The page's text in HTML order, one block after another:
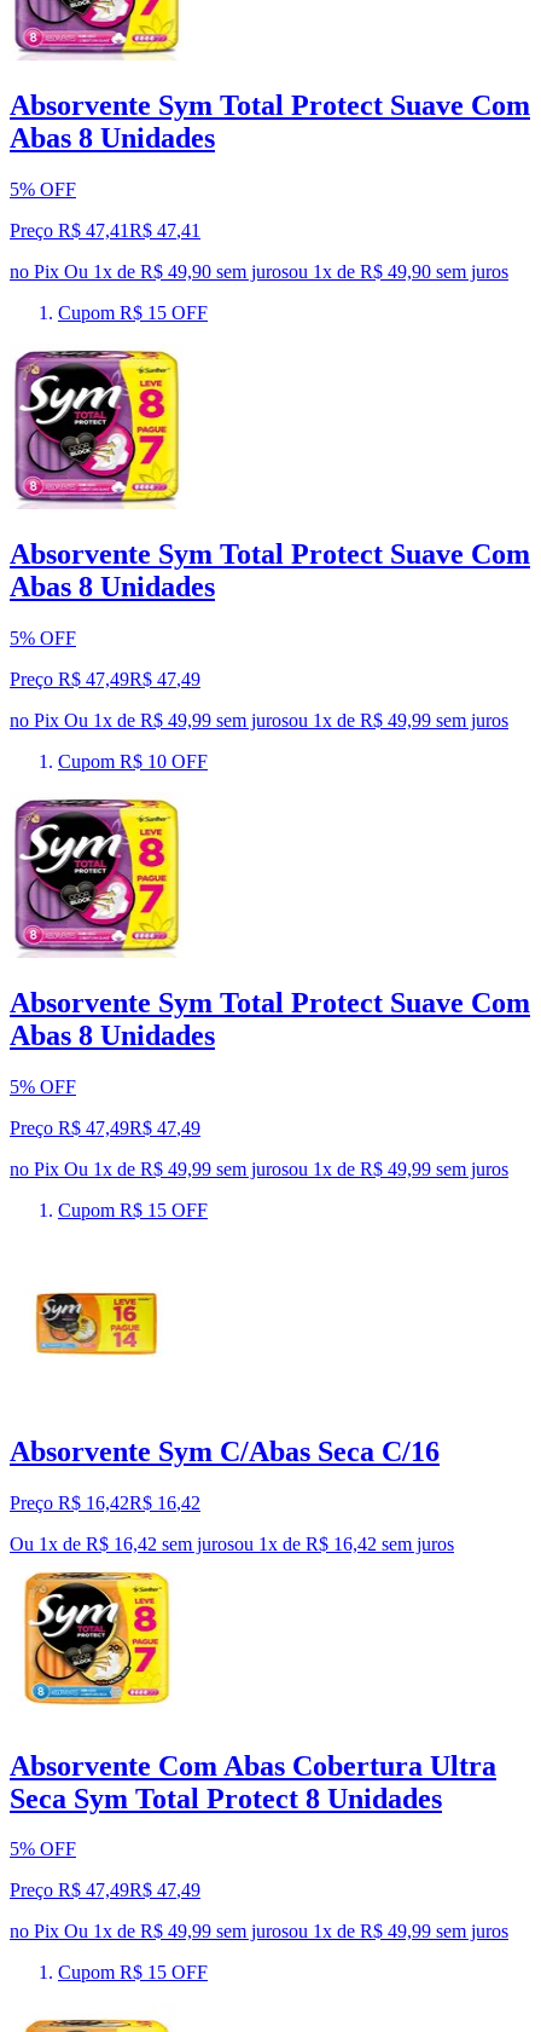
Absorvente Sym Total Protect Suave Com
Abas 8 Unidades
5% OFF
Preço R$ 47,41R$ 47,41
no Pix Ou 1x de R$ 49,90 sem jurosou 1x de R$ 49,90 sem juros
Cupom R$ 15 OFF
Absorvente Sym Total Protect Suave Com
Abas 8 Unidades
5% OFF
Preço R$ 47,49R$ 47,49
no Pix Ou 1x de R$ 49,99 sem jurosou 1x de R$ 49,99 sem juros
Cupom R$ 10 OFF
Absorvente Sym Total Protect Suave Com
Abas 8 Unidades
5% OFF
Preço R$ 47,49R$ 47,49
no Pix Ou 1x de R$ 49,99 sem jurosou 1x de R$ 49,99 sem juros
Cupom R$ 15 OFF
Absorvente Sym C/Abas Seca C/16
Preço R$ 16,42R$ 16,42
Ou 1x de R$ 16,42 sem jurosou 1x de R$ 16,42 sem juros
Absorvente Com Abas Cobertura Ultra
Seca Sym Total Protect 8 Unidades
5% OFF
Preço R$ 47,49R$ 47,49
no Pix Ou 1x de R$ 49,99 sem jurosou 1x de R$ 49,99 sem juros
Cupom R$ 15 OFF